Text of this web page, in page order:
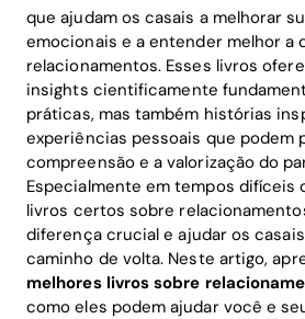
que ajudam os casais a melhorar
emocionais e a entender melhor a
relacionamentos. Esses livros
insights cientificamente
práticas, mas também histórias
experiências pessoais que podem
compreensão e a valorização do
Especialmente em tempos difíceis
livros certos sobre
diferença crucial e ajudar os
caminho de volta. Neste artigo,
melhores livros sobre
como eles podem ajudar você e